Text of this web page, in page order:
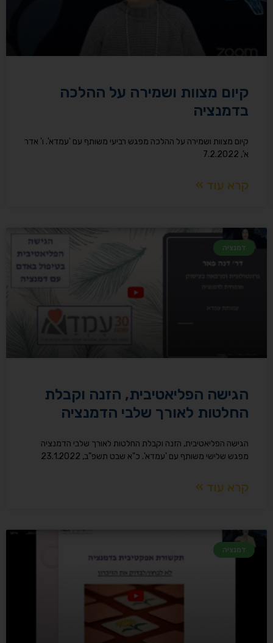
קיום מצוות ושמירה על ההלכה
בדמנציה
קיום מצוות ושמירה על ההלכה מפגש רביעי משותף עם 'עמדא'. ו' אדר
א', 7.2.2022
קרא עוד »
דמנציה
הגישה הפליאטיבית, הזנה וקבלת
החלטות לאורך שלבי הדמנציה
הגישה הפליאטיבית, הזנה וקבלת החלטות לאורך שלבי הדמנציה
מפגש שלישי משותף עם 'עמדא'. כ"א שבט תשפ"ב, 23.1.2022
קרא עוד »
דמנציה